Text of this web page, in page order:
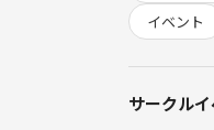
・ヨガ（参
・クロージ
＊時間の合
ちょっとし
イベント
サークル